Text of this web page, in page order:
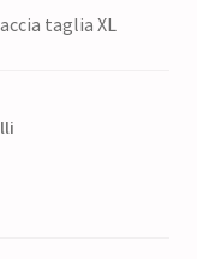
taglia XL